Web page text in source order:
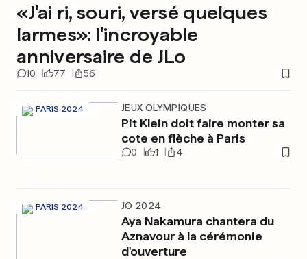
«J'ai ri, souri, versé quelques
larmes»: l'incroyable
anniversaire de JLo
10 77 56
PARIS 2024 JEUX OLYMPIQUES
Pit Klein doit faire monter sa
cote en flèche à Paris
0 1 4
PARIS 2024 JO 2024
Aya Nakamura chantera du
Aznavour à la cérémonie
d'ouverture